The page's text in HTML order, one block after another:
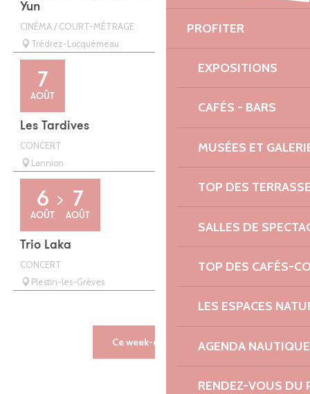
PROFITER
EXPOSITIONS
CAFÉS - BARS
MUSÉES ET
TOP DES
SALLES DE
TOP DES CAFÉS-
LES ESPACES
AGENDA NAUTIQUE
RENDEZ-VOUS DU
Yun
CINÉMA / COURT-MÉTRAGE
Trédrez-Locquémeau
7
AOÛT
Les Tardives
CONCERT
Lannion
6
AOÛT
7
AOÛT
Trio Laka
CONCERT
Plestin-les-Grèves
Ce week-end Cette semaine
Tout l'agenda